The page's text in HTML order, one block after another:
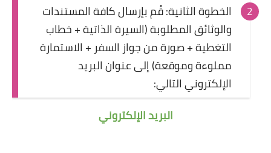
الخطوة الثانية: قُم بإرسال كافة المستندات
والوثائق المطلوبة (السيرة الذاتية + خطاب
التغطية + صورة من جواز السفر + الاستمارة
مملوءة وموقعة) إلى عنوان البريد
الإلكتروني التالي:
البريد الإلكتروني